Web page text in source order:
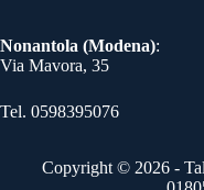
Nonantola (Modena):
Via Mavora, 35
Tel. 0598395076​
Copyright © 2026 -